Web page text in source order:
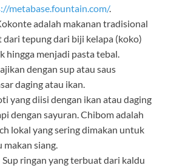
metabase.fountain.com/.
adalah makanan tradisional
dari tepung dari biji kelapa (koko)
hingga menjadi pasta tebal.
dengan sup atau saus
daging atau ikan.
yang diisi dengan ikan atau daging
dengan sayuran. Chibom adalah
lokal yang sering dimakan untuk
makan siang.
Sup ringan yang terbuat dari kaldu